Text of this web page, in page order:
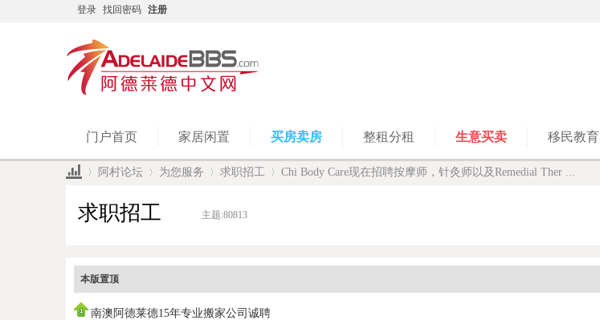
登录 找回密码 注册
门户首页 家居闲置 买房卖房 整租分租 生意买卖 移民教育
阿村论坛 为您服务 求职招工 Chi Body Care现在招聘按摩师，针灸师以及Remedial Ther ...
求职招工 主题:80813
本版置顶
南澳阿德莱德15年专业搬家公司诚聘